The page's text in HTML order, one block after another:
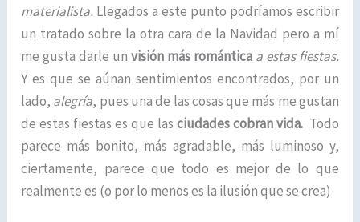
materialista. Llegados a este punto podríamos escribir
un tratado sobre la otra cara de la Navidad pero a mí
me gusta darle unvisión más románticaa estas fiestas.
Y es que se aúnan sentimientos encontrados, por un
lado, alegría, pues una de las cosas que más me gustan
de estas fiestas es que las ciudades cobran vida. Todo
parece más bonito, más agradable, más luminoso y,
ciertamente, parece que todo es mejor de lo que
realmente es (o por lo menos es la ilusión que se crea)